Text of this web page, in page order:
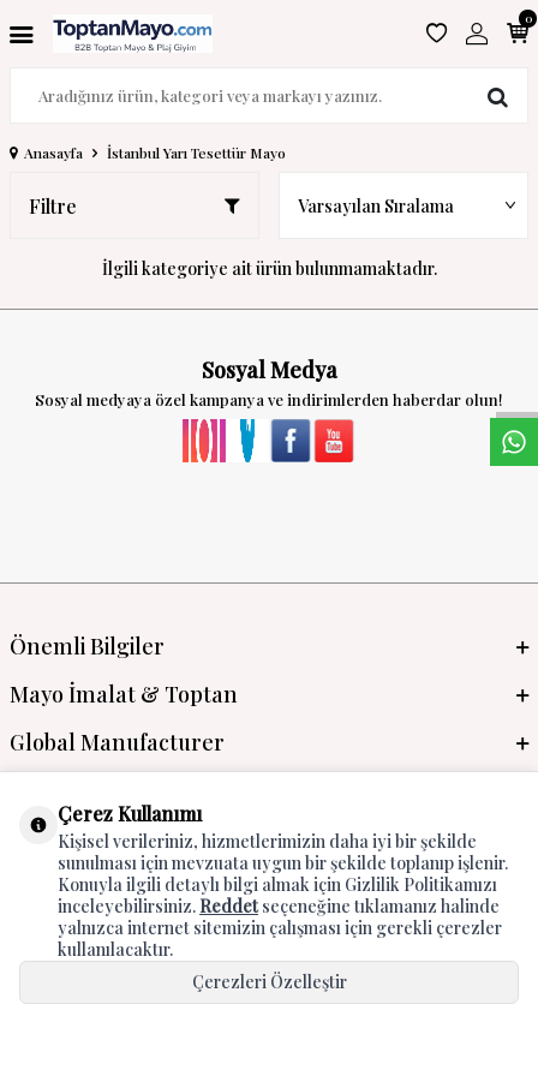
WhasappDesteHatt
0
Anasayfa İstanbul Yarı Tesettür Mayo
Filtre
İlgili kategoriye ait ürün bulunmamaktadır.
Sosyal Medya
Sosyal medyaya özel kampanya ve indirimlerden haberdar olun!
Önemli Bilgiler
Mayo İmalat & Toptan
Global Manufacturer
Çerez Kullanımı
Kişisel verileriniz, hizmetlerimizin daha iyi bir şekilde
sunulması için mevzuata uygun bir şekilde toplanıp işlenir.
Konuyla ilgili detaylı bilgi almak için Gizlilik Politikamızı
inceleyebilirsiniz. Reddetseçeneğine tıklamanız halinde
yalnızca internet sitemizin çalışması için gerekli çerezler
kullanılacaktır.
Çerezleri Özelleştir